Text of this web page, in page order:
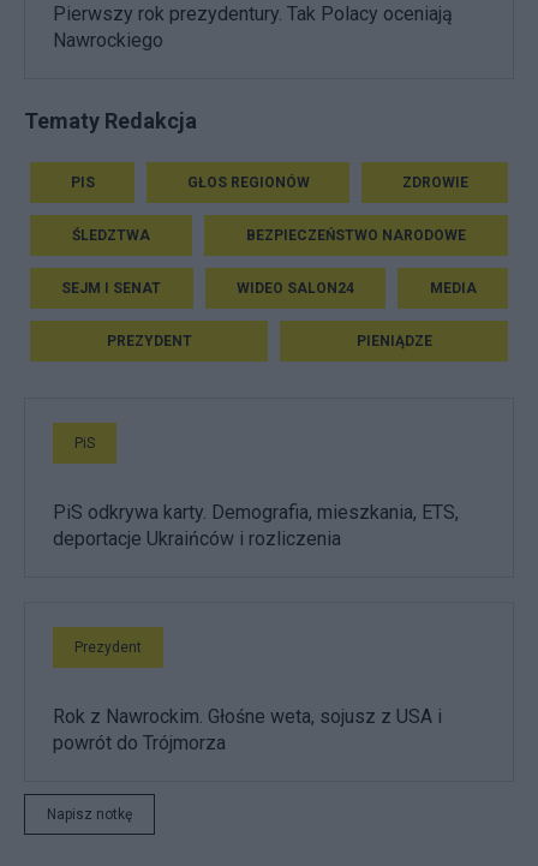
Pierwszy rok prezydentury. Tak Polacy oceniają
Nawrockiego
Tematy Redakcja
PIS GŁOS REGIONÓW ZDROWIE
ŚLEDZTWA BEZPIECZEŃSTWO NARODOWE
SEJM I SENAT WIDEO SALON24 MEDIA
PREZYDENT PIENIĄDZE
PiS
PiS odkrywa karty. Demografia, mieszkania, ETS,
deportacje Ukraińców i rozliczenia
Prezydent
Rok z Nawrockim. Głośne weta, sojusz z USA i
powrót do Trójmorza
Napisz notkę